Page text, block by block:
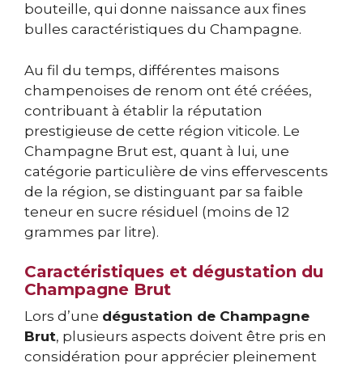
bouteille, qui donne naissance aux fines
bulles caractéristiques du Champagne.
Au fil du temps, différentes maisons
champenoises de renom ont été créées,
contribuant à établir la réputation
prestigieuse de cette région viticole. Le
Champagne Brut est, quant à lui, une
catégorie particulière de vins effervescents
de la région, se distinguant par sa faible
teneur en sucre résiduel (moins de 12
grammes par litre).
Caractéristiques et dégustation du
Champagne Brut
Lors d’une dégustation de Champagne
Brut, plusieurs aspects doivent être pris en
considération pour apprécier pleinement